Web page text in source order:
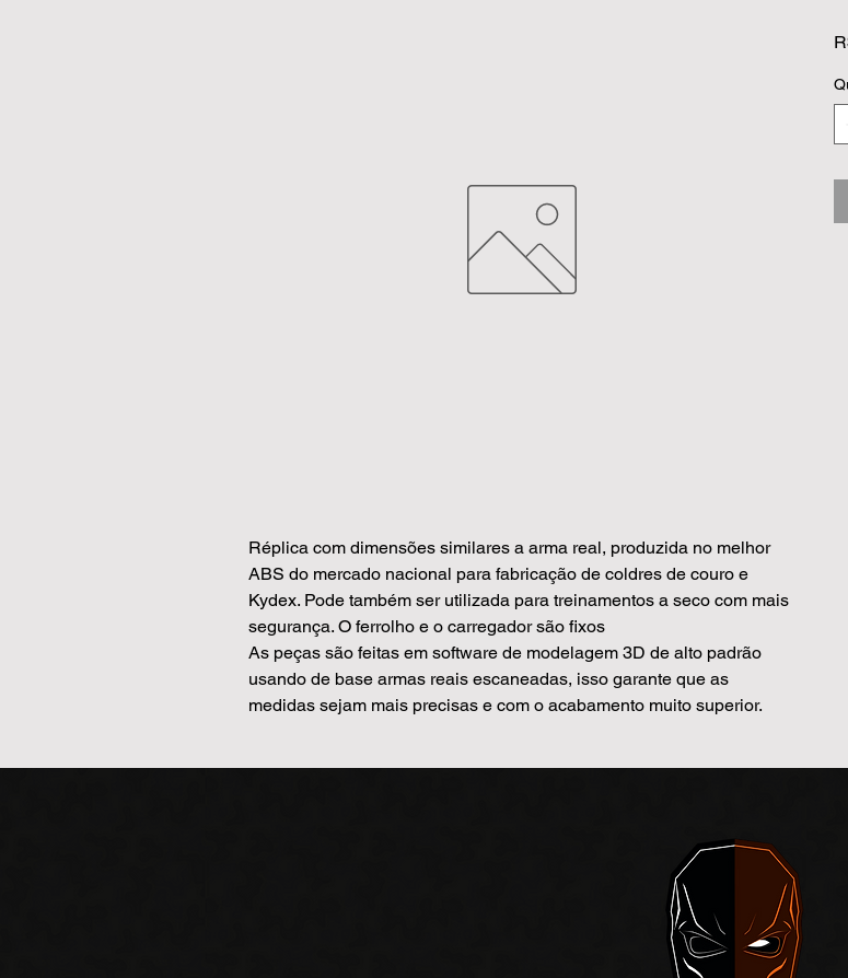
Réplica com dimensões similares a arma real, produzida no melhor
ABS do mercado nacional para fabricação de coldres de couro e
Kydex. Pode também ser utilizada para treinamentos a seco com mais
segurança. O ferrolho e o carregador são fixos
As peças são feitas em software de modelagem 3D de alto padrão
usando de base armas reais escaneadas, isso garante que as
medidas sejam mais precisas e com o acabamento muito superior.